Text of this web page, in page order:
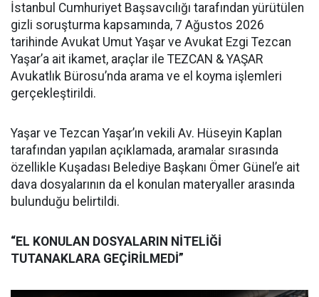
İstanbul Cumhuriyet Başsavcılığı tarafından yürütülen
gizli soruşturma kapsamında, 7 Ağustos 2026
tarihinde Avukat Umut Yaşar ve Avukat Ezgi Tezcan
Yaşar’a ait ikamet, araçlar ile TEZCAN & YAŞAR
Avukatlık Bürosu’nda arama ve el koyma işlemleri
gerçekleştirildi.
Yaşar ve Tezcan Yaşar’ın vekili Av. Hüseyin Kaplan
tarafından yapılan açıklamada, aramalar sırasında
özellikle Kuşadası Belediye Başkanı Ömer Günel’e ait
dava dosyalarının da el konulan materyaller arasında
bulunduğu belirtildi.
“EL KONULAN DOSYALARIN NİTELİĞİ
TUTANAKLARA GEÇİRİLMEDİ”